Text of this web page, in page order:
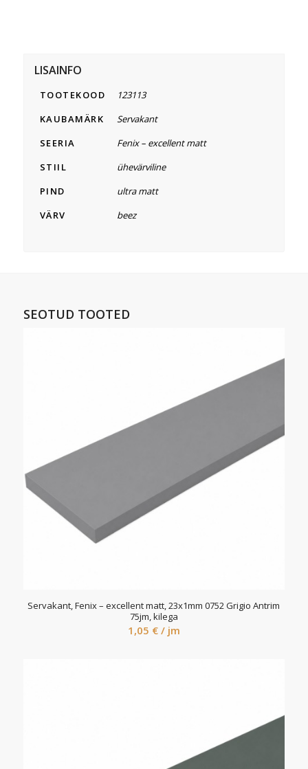
LISAINFO
TOOTEKOOD
123113
KAUBAMÄRK
Servakant
SEERIA
Fenix – excellent matt
STIIL
ühevärviline
PIND
ultra matt
VÄRV
beez
SEOTUD TOOTED
Servakant, Fenix – excellent matt, 23x1mm 0752 Grigio Antrim
75jm, kilega
1,05 € / jm